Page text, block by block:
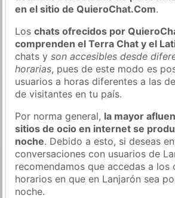
en el sitio de QuieroChat.Com.
Loschats ofrecidos por
comprenden el Terra Chat y el
chats yson accesibles desde
horarias, pues de este modo es
usuarios a horas diferentes a las
de visitantes en tu país.
Por norma general, la mayor
sitios de ocio en internet se
noche. Debido a esto, si deseas
conversaciones con usuarios de
recomendamos que accedas a los
horarios en que en Lanjarón sea
noche.